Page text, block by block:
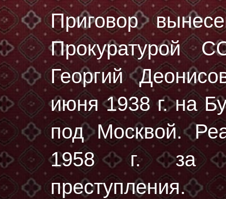
Приговор
Прокуратурой
Георгий
июня 1938 г.на
под Москвой.
1958 г. за
преступления.